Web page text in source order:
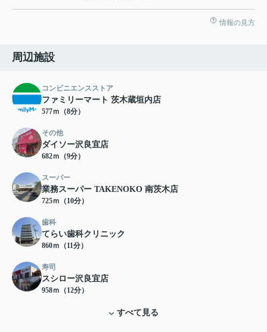
情報の見方
周辺施設
コンビニエンスストア
ファミリーマート 茨木蔵垣内店
577ｍ（8分）
その他
ダイソー沢良宜店
682ｍ（9分）
スーパー
業務スーパー TAKENOKO 南茨木店
725ｍ（10分）
歯科
てらい歯科クリニック
860ｍ（11分）
寿司
スシロー沢良宜店
958ｍ（12分）
すべて見る